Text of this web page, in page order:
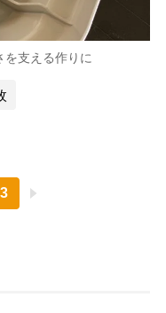
を支える作りに
3